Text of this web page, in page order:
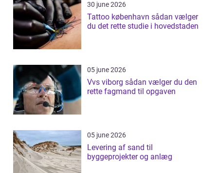
30 june 2026
Tattoo københavn sådan vælger
du det rette studie i hovedstaden
05 june 2026
Vvs viborg sådan vælger du den
rette fagmand til opgaven
05 june 2026
Levering af sand til
byggeprojekter og anlæg